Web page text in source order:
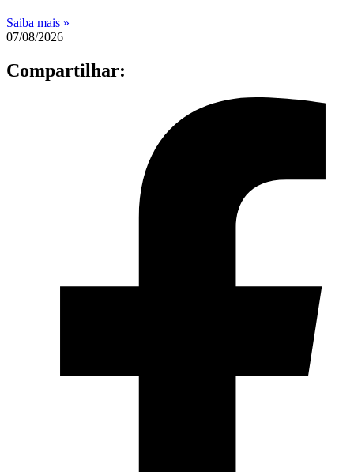
Saiba mais »
07/08/2026
Compartilhar: